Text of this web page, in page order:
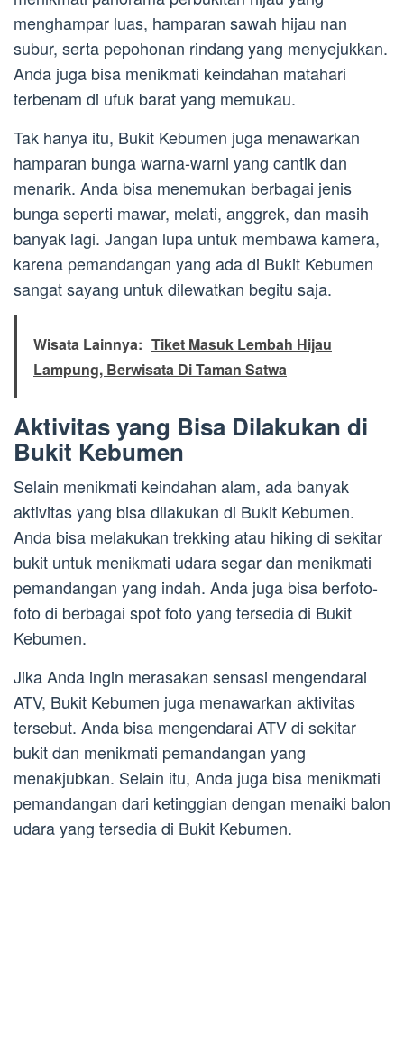
menghampar luas, hamparan sawah hijau nan
subur, serta pepohonan rindang yang menyejukkan.
Anda juga bisa menikmati keindahan matahari
terbenam di ufuk barat yang memukau.
Tak hanya itu, Bukit Kebumen juga menawarkan
hamparan bunga warna-warni yang cantik dan
menarik. Anda bisa menemukan berbagai jenis
bunga seperti mawar, melati, anggrek, dan masih
banyak lagi. Jangan lupa untuk membawa kamera,
karena pemandangan yang ada di Bukit Kebumen
sangat sayang untuk dilewatkan begitu saja.
Wisata Lainnya: Tiket Masuk Lembah Hijau
Lampung, Berwisata Di Taman Satwa
Aktivitas yang Bisa Dilakukan di
Bukit Kebumen
Selain menikmati keindahan alam, ada banyak
aktivitas yang bisa dilakukan di Bukit Kebumen.
Anda bisa melakukan trekking atau hiking di sekitar
bukit untuk menikmati udara segar dan menikmati
pemandangan yang indah. Anda juga bisa berfoto-
foto di berbagai spot foto yang tersedia di Bukit
Kebumen.
Jika Anda ingin merasakan sensasi mengendarai
ATV, Bukit Kebumen juga menawarkan aktivitas
tersebut. Anda bisa mengendarai ATV di sekitar
bukit dan menikmati pemandangan yang
menakjubkan. Selain itu, Anda juga bisa menikmati
pemandangan dari ketinggian dengan menaiki balon
udara yang tersedia di Bukit Kebumen.